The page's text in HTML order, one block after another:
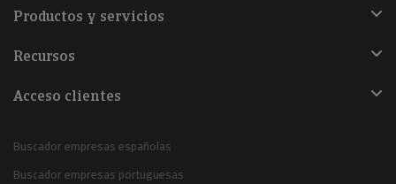
Productos y servicios
Recursos
Acceso clientes
Buscador empresas españolas
Buscador empresas portuguesas